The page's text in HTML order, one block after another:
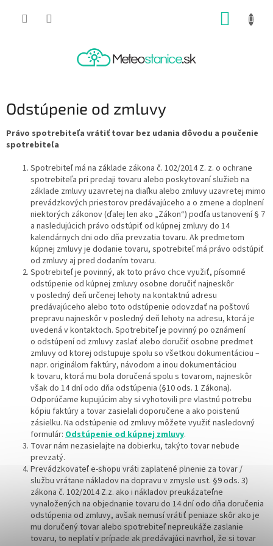
Odstúpenie od zmluvy
Právo spotrebiteľa vrátiť tovar bez udania dôvodu a poučenie
spotrebiteľa
Spotrebiteľ má na základe zákona č. 102/2014 Z. z. o ochrane
spotrebiteľa pri predaji tovaru alebo poskytovaní služieb na
základe zmluvy uzavretej na diaľku alebo zmluvy uzavretej mimo
prevádzkových priestorov predávajúceho a o zmene a doplnení
niektorých zákonov (ďalej len ako „Zákon“) podľa ustanovení § 7
a nasledujúcich právo odstúpiť od kúpnej zmluvy do 14
kalendárnych dni odo dňa prevzatia tovaru. Ak predmetom
kúpnej zmluvy je dodanie tovaru, spotrebiteľ má právo odstúpiť
od zmluvy aj pred dodaním tovaru.
Spotrebiteľ je povinný, ak toto právo chce využiť, písomné
odstúpenie od kúpnej zmluvy osobne doručiť najneskôr
v posledný deň určenej lehoty na kontaktnú adresu
predávajúceho alebo toto odstúpenie odovzdať na poštovú
prepravu najneskôr v posledný deň lehoty na adresu, ktorá je
uvedená v kontaktoch. Spotrebiteľ je povinný po oznámení
o odstúpení od zmluvy zaslať alebo doručiť osobne predmet
zmluvy od ktorej odstupuje spolu so všetkou dokumentáciou –
napr. originálom faktúry, návodom a inou dokumentáciou
k tovaru, ktorá mu bola doručená spolu s tovarom, najneskôr
však do 14 dní odo dňa odstúpenia (§10 ods. 1 Zákona).
Odporúčame kupujúcim aby si vyhotovili pre vlastnú potrebu
kópiu faktúry a tovar zasielali doporučene a ako poistenú
zásielku. Na odstúpenie od zmluvy môžete využiť nasledovný
formulár: Odstúpenie od kúpnej zmluvy.
Tovar nám nezasielajte na dobierku, takýto tovar nebude
prevzatý.
Prevádzkovateľ e-shopu vráti zaplatené plnenie za tovar /
službu vrátane nákladov na dopravu v zmysle ust. §9 ods. 3)
zákona č. 102/2014 Z.z. ako i nákladov preukázateľne
vynaložených na objednanie tovaru do 14 dní odo dňa doručenia
odstúpenia od zmluvy, avšak nemusí vrátiť peniaze skôr ako je
mu doručený tovar alebo spotrebiteľ nepreukáže zaslanie
tovaru, to neplatí v prípade ak predávajúci navrhol, že si tovar